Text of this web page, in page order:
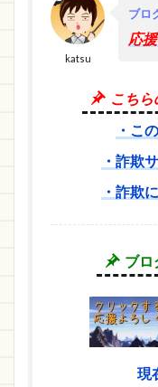
katsu
ブロ
応
こち
・こ
・詐欺
・詐欺
ブロ
現